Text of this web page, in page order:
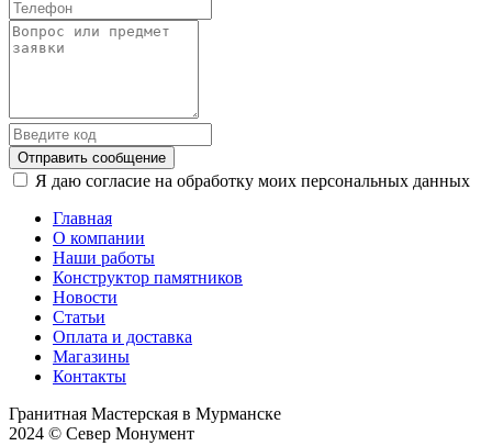
Отправить сообщение
Я даю согласие на обработку моих персональных данных
Главная
О компании
Наши работы
Конструктор памятников
Новости
Статьи
Оплата и доставка
Магазины
Контакты
Гранитная Мастерская в Мурманске
2024 © Север Монумент